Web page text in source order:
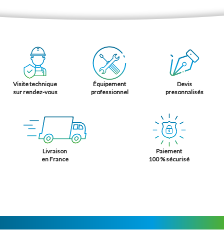
Visite technique
sur rendez-vous
Équipement
professionnel
Devis
presonnalisés
Livraison
en France
Paiement
100 % sécurisé